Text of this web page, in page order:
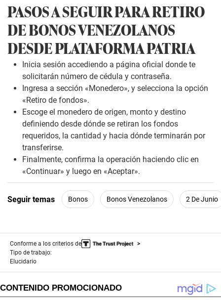
PASOS A SEGUIR PARA RETIRO
DE BONOS VENEZOLANOS
DESDE PLATAFORMA PATRIA
Inicia sesión accediendo a página oficial donde te
solicitarán número de cédula y contraseña.
Ingresa a sección «Monedero», y selecciona la opción
«Retiro de fondos».
Escoge el monedero de origen, monto y destino
definiendo desde dónde se retiran los fondos
requeridos, la cantidad y hacia dónde terminarán por
transferirse.
Finalmente, confirma la operación haciendo clic en
«Continuar» y luego en «Aceptar».
Seguir temas Bonos Bonos Venezolanos 2 De Junio
Conforme a los criterios de
Tipo de trabajo:
Elucidario